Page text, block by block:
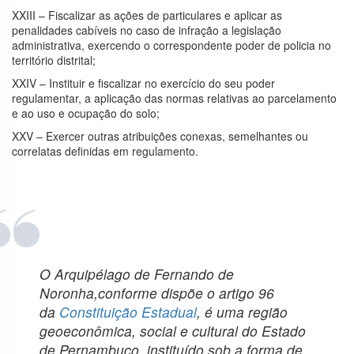
XXIII – Fiscalizar as ações de particulares e aplicar as
penalidades cabíveis no caso de infração a legislação
administrativa, exercendo o correspondente poder de policia no
território distrital;
XXIV – Instituir e fiscalizar no exercício do seu poder
regulamentar, a aplicação das normas relativas ao parcelamento
e ao uso e ocupação do solo;
XXV – Exercer outras atribuições conexas, semelhantes ou
correlatas definidas em regulamento.
O Arquipélago de Fernando de
Noronha,conforme dispõe o artigo 96
da Constituição Estadual, é uma região
geoeconômica, social e cultural do Estado
de Pernambuco, instituído sob a forma de